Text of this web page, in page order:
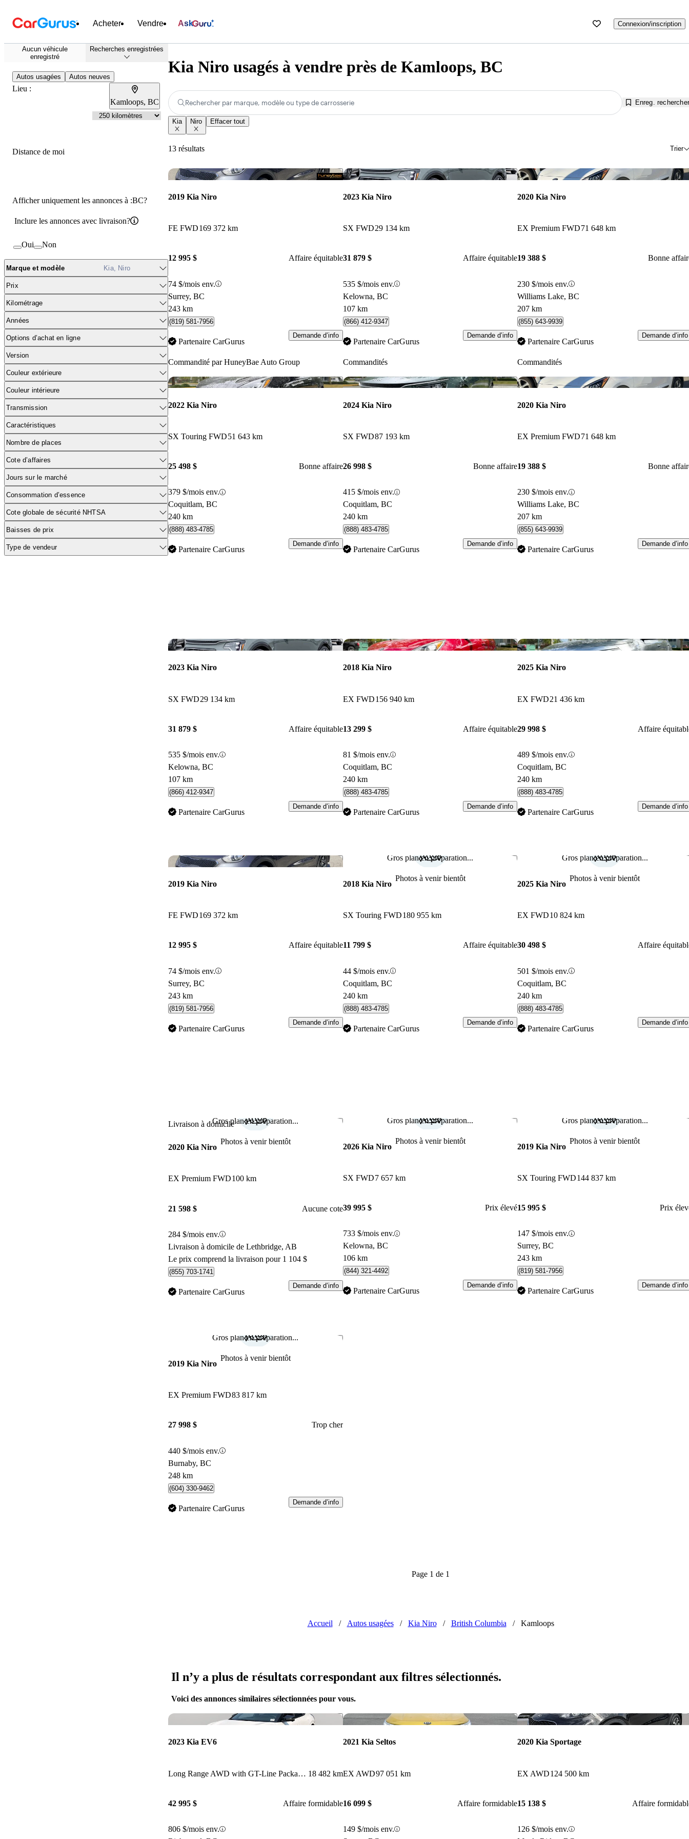
Acheter Vendre Ask Connexion/inscription
Aucun véhicule
enregistré
Recherches enregistrées
Autos usagées Autos neuves
Lieu :
Kamloops, BC
Distance de moi
Afficher uniquement les annonces à :BC?
Inclure les annonces avec livraison?
Oui Non
Marque et modèle Kia, Niro
Prix
Kilométrage
Années
Options d’achat en ligne
Version
Couleur extérieure
Couleur intérieure
Transmission
Caractéristiques
Nombre de places
Cote d’affaires
Jours sur le marché
Consommation d’essence
Cote globale de sécurité NHTSA
Baisses de prix
Type de vendeur
Kia Niro usagés à vendre près de Kamloops, BC
Rechercher par marque, modèle ou type de carrosserie Enreg. rechercher
Kia Niro Effacer tout
13 résultats Trier
Enregistrer cette annonce
2019 Kia Niro
FE FWD169 372 km
12 995 $ Affaire équitable
74 $/mois env.
Surrey, BC
243 km
(819) 581-7956
Partenaire CarGurus
Demande d’info
Commandité parHuneyBae Auto Group
Enregistrer cette annonce
2023 Kia Niro
SX FWD29 134 km
31 879 $ Affaire équitable
535 $/mois env.
Kelowna, BC
107 km
(866) 412-9347
Partenaire CarGurus
Demande d’info
Commandités
2020 Kia Niro
EX Premium FWD71 648 km
19 388 $ Bonne
230 $/mois env.
Williams Lake, BC
207 km
(855) 643-9939
Partenaire CarGurus
Demande d’info
Commandités
Enregistrer cette annonce
2022 Kia Niro
SX Touring FWD51 643 km
25 498 $ Bonne affaire
379 $/mois env.
Coquitlam, BC
240 km
(888) 483-4785
Partenaire CarGurus
Demande d’info
Enregistrer cette annonce
2024 Kia Niro
SX FWD87 193 km
26 998 $ Bonne affaire
415 $/mois env.
Coquitlam, BC
240 km
(888) 483-4785
Partenaire CarGurus
Demande d’info
2020 Kia Niro
EX Premium FWD71 648 km
19 388 $ Bonne
230 $/mois env.
Williams Lake, BC
207 km
(855) 643-9939
Partenaire CarGurus
Demande d’info
Enregistrer cette annonce
2023 Kia Niro
SX FWD29 134 km
31 879 $ Affaire équitable
535 $/mois env.
Kelowna, BC
107 km
(866) 412-9347
Partenaire CarGurus
Demande d’info
Enregistrer cette annonce
2018 Kia Niro
EX FWD156 940 km
13 299 $ Affaire équitable
81 $/mois env.
Coquitlam, BC
240 km
(888) 483-4785
Partenaire CarGurus
Demande d’info
2025 Kia Niro
EX FWD21 436 km
29 998 $ Affaire
489 $/mois env.
Coquitlam, BC
240 km
(888) 483-4785
Partenaire CarGurus
Demande d’info
Enregistrer cette annonce
2019 Kia Niro
FE FWD169 372 km
12 995 $ Affaire équitable
74 $/mois env.
Surrey, BC
243 km
(819) 581-7956
Partenaire CarGurus
Demande d’info
Gros plan en préparation...
Photos à venir bientôt
Enregistrer cette annonce
2018 Kia Niro
SX Touring FWD180 955 km
11 799 $ Affaire équitable
44 $/mois env.
Coquitlam, BC
240 km
(888) 483-4785
Partenaire CarGurus
Demande d’info
Gros plan en préparation...
Photos à venir bientôt
2025 Kia Niro
EX FWD10 824 km
30 498 $ Affaire
501 $/mois env.
Coquitlam, BC
240 km
(888) 483-4785
Partenaire CarGurus
Demande d’info
Gros plan en préparation...
Photos à venir bientôt
Livraison à domicile Enregistrer cette annonce
2020 Kia Niro
EX Premium FWD100 km
21 598 $ Aucune cote
284 $/mois env.
Livraison à domicile de Lethbridge, AB
Le prix comprend la livraison pour 1 104 $
(855) 703-1741
Partenaire CarGurus
Demande d’info
Gros plan en préparation...
Photos à venir bientôt
Enregistrer cette annonce
2026 Kia Niro
SX FWD7 657 km
39 995 $ Prix élevé
733 $/mois env.
Kelowna, BC
106 km
(844) 321-4492
Partenaire CarGurus
Demande d’info
Gros plan en préparation...
Photos à venir bientôt
2019 Kia Niro
SX Touring FWD144 837 km
15 995 $ Prix
147 $/mois env.
Surrey, BC
243 km
(819) 581-7956
Partenaire CarGurus
Demande d’info
Gros plan en préparation...
Photos à venir bientôt
Enregistrer cette annonce
2019 Kia Niro
EX Premium FWD83 817 km
27 998 $ Trop cher
440 $/mois env.
Burnaby, BC
248 km
(604) 330-9462
Partenaire CarGurus
Demande d’info
Page 1 de 1
Accueil / Autos usagées / Kia Niro / British Columbia / Kamloops
Il n’y a plus de résultats correspondant aux filtres sélectionnés.
Voici des annonces similaires sélectionnées pour vous.
Enregistrer cette annonce
2023 Kia EV6
Long Range AWD with GT-Line Package 1 18 482 km
42 995 $ Affaire formidable
806 $/mois env.
Enregistrer cette annonce
2021 Kia Seltos
EX AWD97 051 km
16 099 $ Affaire formidable
149 $/mois env.
2020 Kia Sportage
EX AWD124 500 km
15 138 $ Affaire
126 $/mois env.